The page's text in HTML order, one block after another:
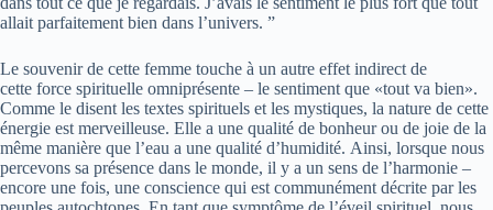
allait parfaitement bien dans l’univers. ”
Le souvenir de cette femme touche à un autre effet indirect de
cette force spirituelle omniprésente – le sentiment que «tout va bien».
Comme le disent les textes spirituels et les mystiques, la nature de cette
énergie est merveilleuse. Elle a une qualité de bonheur ou de joie de la
même manière que l’eau a une qualité d’humidité. Ainsi, lorsque nous
percevons sa présence dans le monde, il y a un sens de l’harmonie –
encore une fois, une conscience qui est communément décrite par les